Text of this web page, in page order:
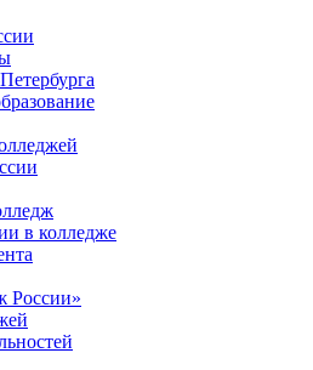
в колледже
России»